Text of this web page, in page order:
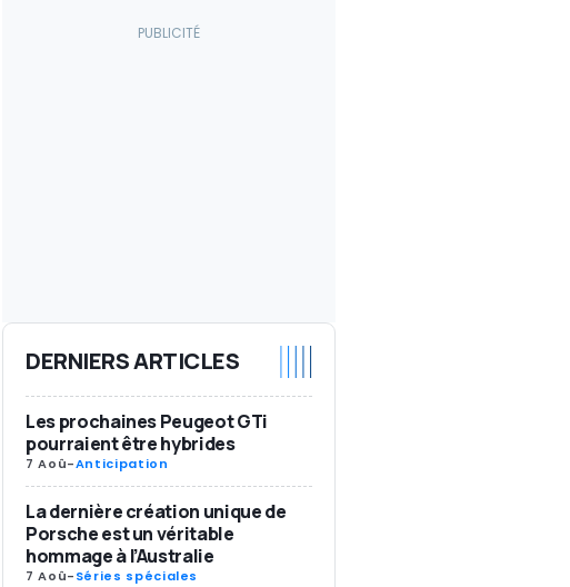
DERNIERS ARTICLES
Les prochaines Peugeot GTi
pourraient être hybrides
7 Aoû-Anticipation
La dernière création unique de
Porsche est un véritable
hommage à l’Australie
7 Aoû-Séries spéciales